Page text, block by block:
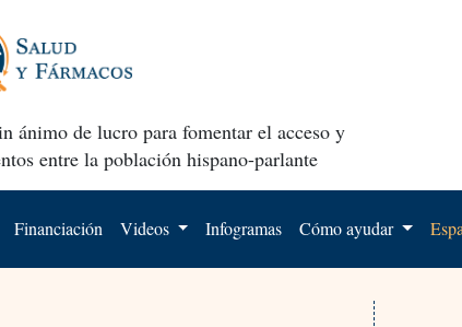
ánimo de lucro para fomentar el acceso y
entre la población hispano-parlante
Financiación Videos Infogramas Cómo ayudar